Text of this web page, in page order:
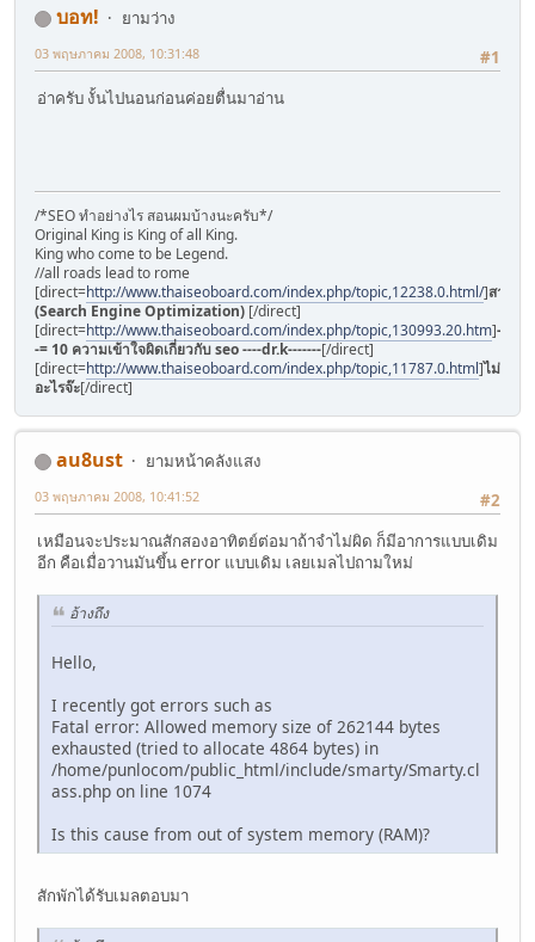
บอท!
ยามว่าง
#1
03 พฤษภาคม 2008, 10:31:48
อ่าครับ งั้นไปนอนก่อนค่อยตื่นมาอ่าน
/*SEO ทำอย่างไร สอนผมบ้างนะครับ*/
Original King is King of all King.
King who come to be Legend.
//all roads lead to rome
[direct=http://www.thaiseoboard.com/index.php/topic,12238.0.html/]สารบัญ
(Search Engine Optimization) [/direct]
[direct=http://www.thaiseoboard.com/index.php/topic,130993.20.htm]-
-= 10 ความเข้าใจผิดเกี่ยวกับ seo ----dr.k-------[/direct]
[direct=http://www.thaiseoboard.com/index.php/topic,11787.0.html]ไม่มี
อะไรจ๊ะ[/direct]
au8ust
ยามหน้าคลังแสง
#2
03 พฤษภาคม 2008, 10:41:52
เหมือนจะประมาณสักสองอาทิตย์ต่อมาถ้าจำไม่ผิด ก็มีอาการแบบเดิม
อีก คือเมื่อวานมันขึ้น error แบบเดิม เลยเมลไปถามใหม่
อ้างถึง
Hello,
I recently got errors such as
Fatal error: Allowed memory size of 262144 bytes
exhausted (tried to allocate 4864 bytes) in
/home/punlocom/public_html/include/smarty/Smarty.cl
ass.php on line 1074
Is this cause from out of system memory (RAM)?
สักพักได้รับเมลตอบมา